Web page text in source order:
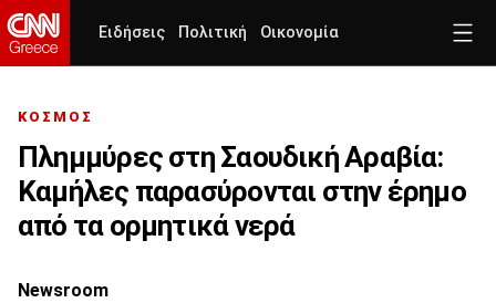
Ειδήσεις Πολιτική Οικονομία
ΚΟΣΜΟΣ
Πλημμύρες στη Σαουδική Αραβία:
Καμήλες παρασύρονται στην έρημο
από τα ορμητικά νερά
Newsroom